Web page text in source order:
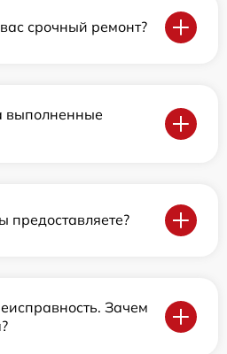
срочный ремонт?
выполненные
предоставляете?
Зачем